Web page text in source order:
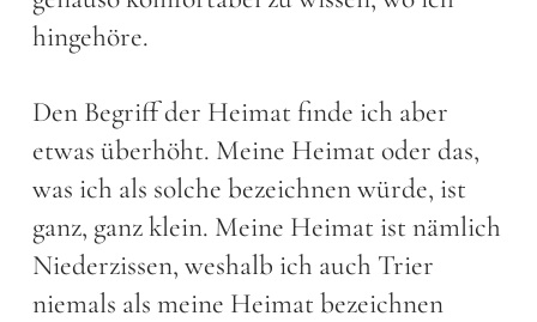
hingehöre.
Den Begriff der Heimat finde ich aber
etwas überhöht. Meine Heimat oder das,
was ich als solche bezeichnen würde, ist
ganz, ganz klein. Meine Heimat ist nämlich
Niederzissen, weshalb ich auch Trier
niemals als meine Heimat bezeichnen